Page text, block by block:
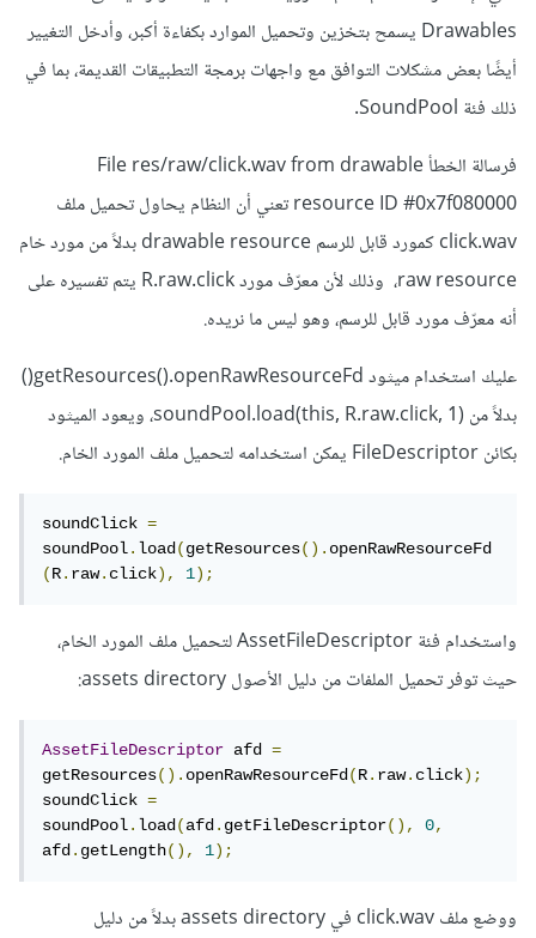
Drawables يسمح بتخزين وتحميل الموارد بكفاءة أكبر، وأدخل التغيير
أيضًا بعض مشكلات التوافق مع واجهات برمجة التطبيقات القديمة، بما في
ذلك فئة SoundPool.
فرسالة الخطأ File res/raw/click.wav from drawable
resource ID #0x7f080000 تعني أن النظام يحاول تحميل ملف
click.wav كمورد قابل للرسم drawable resource بدلاً من مورد خام
raw resource، وذلك لأن معرّف مورد R.raw.click يتم تفسيره على
أنه معرّف مورد قابل للرسم، وهو ليس ما نريده.
عليك استخدام ميثود getResources().openRawResourceFd()
بدلاً من soundPool.load(this, R.raw.click, 1)، ويعود الميثود
بكائن FileDescriptor يمكن استخدامه لتحميل ملف المورد الخام.
soundClick =
soundPool.load(getResources().openRawResourceFd
(R.raw.click), 1);
واستخدام فئة AssetFileDescriptor لتحميل ملف المورد الخام،
حيث توفر تحميل الملفات من دليل الأصول assets directory:
AssetFileDescriptor afd =
getResources().openRawResourceFd(R.raw.click);
soundClick =
soundPool.load(afd.getFileDescriptor(), 0,
afd.getLength(), 1);
ووضع ملف click.wav في assets directory بدلاً من دليل